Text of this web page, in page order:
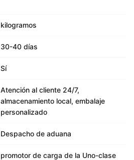
kilogramos
30-40 días
Sí
Atención al cliente 24/7,
almacenamiento local, embalaje
personalizado
Despacho de aduana
promotor de carga de la Uno-clase